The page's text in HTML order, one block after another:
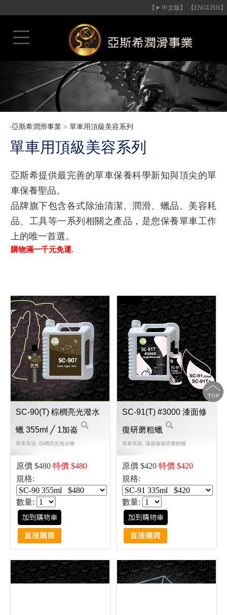
【➤ 中文版】 【ENGLISH】
‧亞斯希潤滑事業> 單車用頂級美容系列
單車用頂級美容系列
亞斯希提供最完善的單車保養科學新知與頂尖的單
車保養聖品。
品牌旗下包含各式除油清潔、潤滑、蠟品、美容耗
品、工具等一系列相關之產品，是您保養單車工作
上的唯一首選。
購物滿一千元免運.
SC-90(T) 棕櫚亮光潑水
蠟 355ml ╱ 1加崙
單車美容, 棕櫚亮光潑水蠟
原價 $480 特價 $480
規格:
數量:
SC-91(T) #3000 漆面修
復研磨粗蠟
單車美容, 漆面修復研磨粗蠟
原價 $420 特價 $420
規格:
數量: